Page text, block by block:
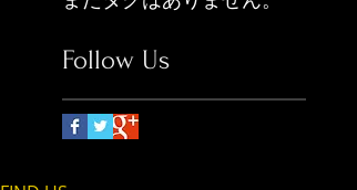
Follow Us